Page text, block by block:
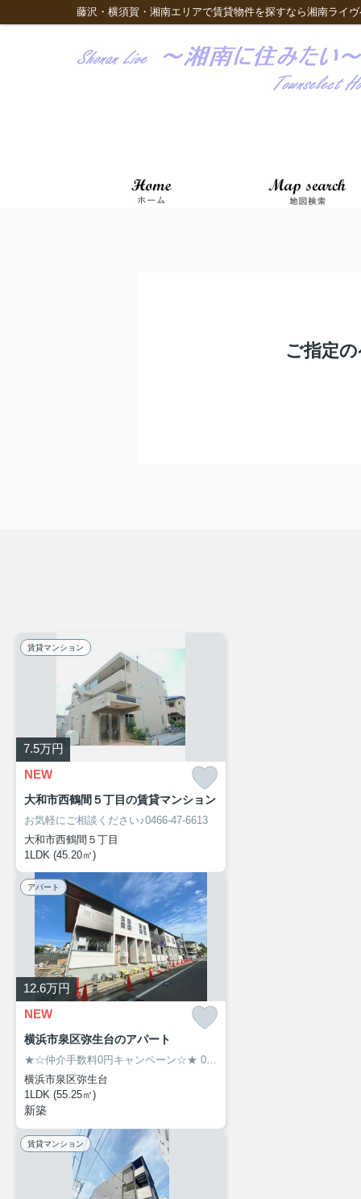
藤沢・横須賀・湘南エリアで賃貸物件を探すなら湘南ライ
ご指定
賃貸マンション
7.5万円
NEW
大和市西鶴間５丁目の賃貸マンション
お気軽にご相談ください♪0466-47-6613
大和市西鶴間５丁目
1LDK (45.20㎡)
アパート
12.6万円
NEW
横浜市泉区弥生台のアパート
★☆仲介手数料0円キャンペーン☆★ 0466-47-6613
横浜市泉区弥生台
1LDK (55.25㎡)
新築
賃貸マンション